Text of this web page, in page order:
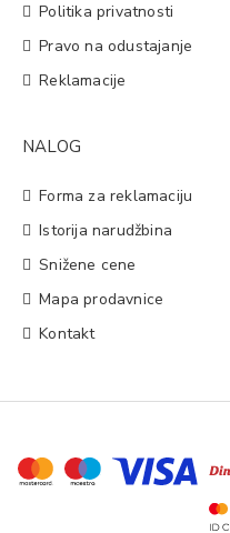
Politika privatnosti
Pravo na odustajanje
Reklamacije
NALOG
Forma za reklamaciju
Istorija narudžbina
Snižene cene
Mapa prodavnice
Kontakt